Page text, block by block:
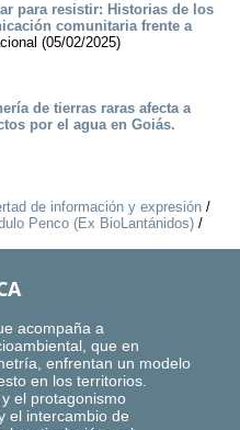
para resistir: Historias de los
comunitaria frente a
(05/02/2025)
de tierras raras afecta a
por el agua en Goiás.
de información y expresión /
Penco (Ex BioLantánidos) /
acompaña a
que en
enfrentan un modelo
en los territorios.
el protagonismo
el intercambio de